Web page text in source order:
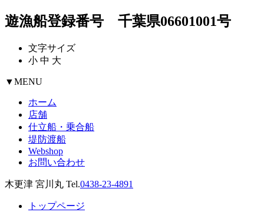
遊漁船登録番号 千葉県06601001号
文字サイズ
小 中 大
▼MENU
ホーム
店舗
仕立船・乗合船
堤防渡船
Webshop
お問い合わせ
木更津 宮川丸 Tel.0438-23-4891
トップページ